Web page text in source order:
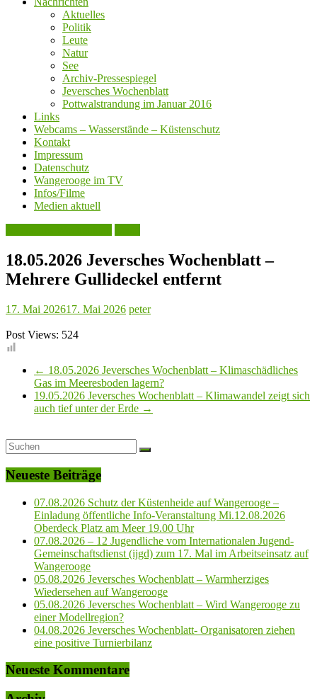
Aktuelles
Politik
Leute
Natur
See
Archiv-Pressespiegel
Jeversches Wochenblatt
Pottwalstrandung im Januar 2016
Links
Webcams – Wasserstände – Küstenschutz
Kontakt
Impressum
Datenschutz
Wangerooge im TV
Infos/Filme
Medien aktuell
18.05.2026 Jeversches Wochenblatt –
Mehrere Gullideckel entfernt
17. Mai 202617. Mai 2026 peter
Post Views: 524
← 18.05.2026 Jeversches Wochenblatt – Klimaschädliches
Gas im Meeresboden lagern?
19.05.2026 Jeversches Wochenblatt – Klimawandel zeigt sich
auch tief unter der Erde →
Neueste Beiträge
07.08.2026 Schutz der Küstenheide auf Wangerooge –
Einladung öffentliche Info-Veranstaltung Mi.12.08.2026
Oberdeck Platz am Meer 19.00 Uhr
07.08.2026 – 12 Jugendliche vom Internationalen Jugend-
Gemeinschaftsdienst (ijgd) zum 17. Mal im Arbeitseinsatz auf
Wangerooge
05.08.2026 Jeversches Wochenblatt – Warmherziges
Wiedersehen auf Wangerooge
05.08.2026 Jeversches Wochenblatt – Wird Wangerooge zu
einer Modellregion?
04.08.2026 Jeversches Wochenblatt- Organisatoren ziehen
eine positive Turnierbilanz
Neueste Kommentare